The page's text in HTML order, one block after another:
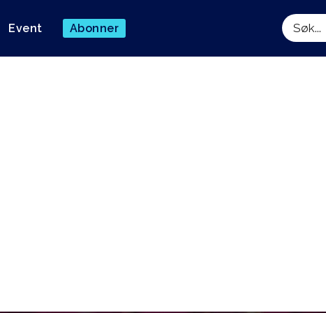
Event Abonner
Søk